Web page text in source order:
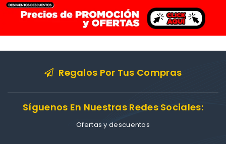
Regalos Por Tus Compras
Síguenos En Nuestras Redes Sociales:
Ofertas y descuentos